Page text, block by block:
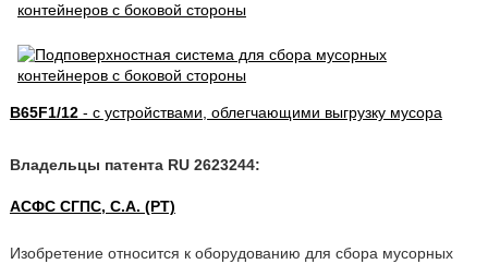
B65F1/12- с устройствами, облегчающими выгрузку мусора
Владельцы патента RU 2623244:
АСФС СГПС, С.А. (PT)
Изобретение относится к оборудованию для сбора мусорных